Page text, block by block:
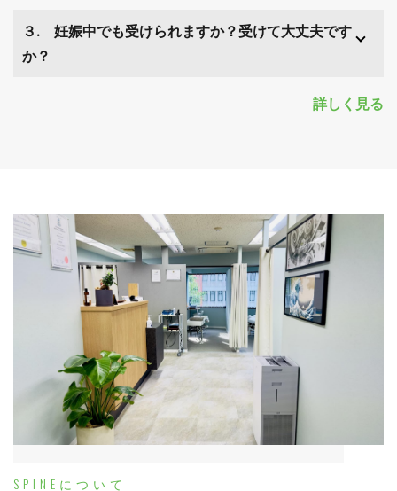
３. 妊娠中でも受けられますか？受けて大丈夫です
か？
詳しく見る
SPINEについて